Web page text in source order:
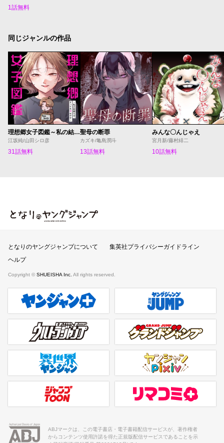
1話無料
同じジャンルの作品
理想郷女子図鑑～私の結婚生活、とっても幸せです～
江坂純/山田シロ彦
31話無料
聖母の断罪
カズキ/亀島潤斗
13話無料
みんな〇んじゃえ
宮月新/藤村緋二
10話無料
となりのヤングジャンプ
となりのヤングジャンプについて
集英社プライバシーガイドライン
ヘルプ
Copyright © SHUEISHA Inc. All rights reserved.
ヤンジャンプラス 週刊ヤングジャンプ公式サイト
ウルトラジャンプ グランドジャンプ
異世界ヤンジャン ヤンジャンpixiv
ジャンプTOON リマコミ＋
ABJマークは、この電子書店・電子書籍配信サービスが、著作権者
からコンテンツ使用許諾を得た正規版配信サービスであることを示